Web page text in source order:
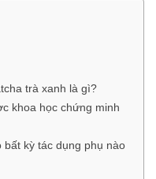
trà xanh là gì?
khoa học chứng minh
bất kỳ tác dụng phụ nào